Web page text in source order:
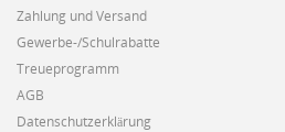
Zahlung und Versand
Gewerbe-/Schulrabatte
Treueprogramm
AGB
Datenschutzerklärung